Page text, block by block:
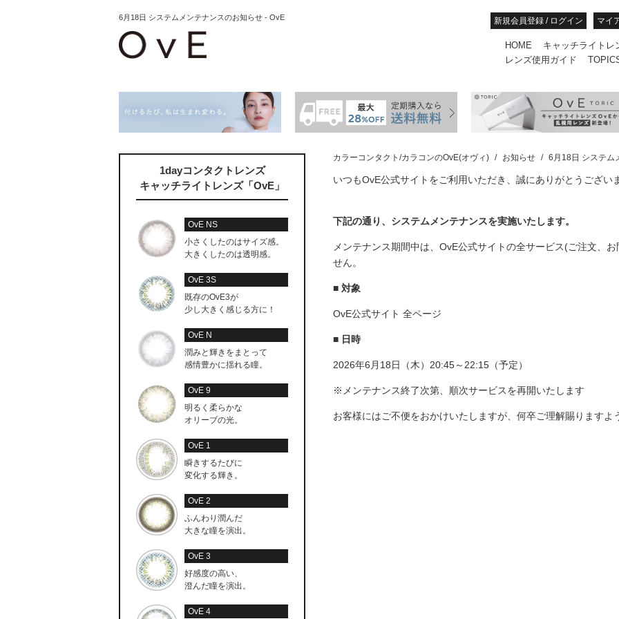
6月18日 システムメンテナンスのお知らせ - OvE 新規会員登録 / ログイン マイ
HOME キャッチライトレ
レンズ使用ガイド
カラーコンタクト/カラコンのOvE(オヴィ) お知らせ 6月18日 システム
いつもOvE公式サイトをご利用いただき、誠にありがとうござい
下記の通り、システムメンテナンスを実施いたします。
メンテナンス期間中は、OvE公式サイトの全サービス(ご注文、
せん。
■ 対象
OvE公式サイト 全ページ
■ 日時
2026年6月18日（木）20:45～22:15（予定）
※メンテナンス終了次第、順次サービスを再開いたします
お客様にはご不便をおかけいたしますが、何卒ご理解賜りますよ
1dayコンタクトレンズ
キャッチライトレンズ「OvE」
OvE NS
小さくしたのはサイズ感。
大きくしたのは透明感。
OvE 3S
既存のOvE3が
少し大きく感じる方に！
OvE N
潤みと輝きをまとって
感情豊かに揺れる瞳。
OvE 9
明るく柔らかな
オリーブの光。
OvE 1
瞬きするたびに
変化する輝き。
OvE 2
ふんわり潤んだ
大きな瞳を演出。
OvE 3
好感度の高い、
澄んだ瞳を演出。
OvE 4